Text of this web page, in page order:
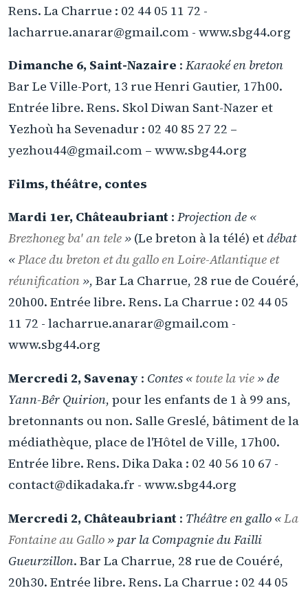
Rens. La Charrue : 02 44 05 11 72 -
lacharrue.anarar@gmail.com - www.sbg44.org
Dimanche 6, Saint-Nazaire : Karaoké en breton
Bar Le Ville-Port, 13 rue Henri Gautier, 17h00.
Entrée libre. Rens. Skol Diwan Sant-Nazer et
Yezhoù ha Sevenadur : 02 40 85 27 22 –
yezhou44@gmail.com – www.sbg44.org
Films, théâtre, contes
Mardi 1er, Châteaubriant : Projection de «
Brezhoneg ba' an tele» (Le breton à la télé) etdébat
«Place du breton et du gallo en Loire-Atlantique et
réunification», Bar La Charrue, 28 rue de Couéré,
20h00. Entrée libre. Rens. La Charrue : 02 44 05
11 72 - lacharrue.anarar@gmail.com -
www.sbg44.org
Mercredi 2, Savenay : Contes « toute la vie» de
Yann-Bêr Quirion, pour les enfants de 1 à 99 ans,
bretonnants ou non. Salle Greslé, bâtiment de la
médiathèque, place de l'Hôtel de Ville, 17h00.
Entrée libre. Rens. Dika Daka : 02 40 56 10 67 -
contact@dikadaka.fr - www.sbg44.org
Mercredi 2, Châteaubriant : Théâtre en gallo «La
Fontaine au Gallo» par la Compagnie du Failli
Gueurzillon. Bar La Charrue, 28 rue de Couéré,
20h30. Entrée libre. Rens. La Charrue : 02 44 05